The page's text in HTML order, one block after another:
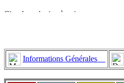
Informations Générales